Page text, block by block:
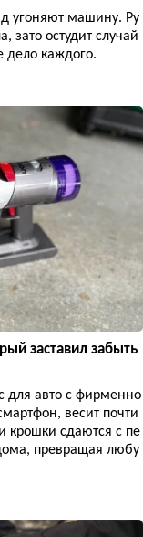
угоняют машину. Ру
зато остудит случай
дело каждого.
заставил забыть
для авто с фирменно
весит почти
крошки сдаются с пе
превращая любу